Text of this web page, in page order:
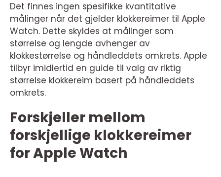
Det finnes ingen spesifikke kvantitative
målinger når det gjelder klokkereimer til Apple
Watch. Dette skyldes at målinger som
størrelse og lengde avhenger av
klokkestørrelse og håndleddets omkrets. Apple
tilbyr imidlertid en guide til valg av riktig
størrelse klokkereim basert på håndleddets
omkrets.
Forskjeller mellom
forskjellige klokkereimer
for Apple Watch